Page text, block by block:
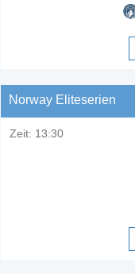
Norway Eliteserien
Zeit: 13:30